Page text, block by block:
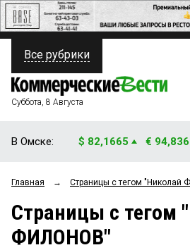
ПОЛИТИКА
ФИНАНСЫ
ОБЩЕСТВО
ЗАКОН
Все рубрики
Суббота, 8 Августа
В Омске: $ 82,1665 €
Главная → Страницы c тегом "Николай
Страницы c тегом
ФИЛОНОВ"